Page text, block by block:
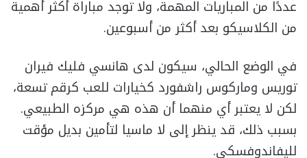
عددًا من المباريات المهمة، ولا توجد مباراة أكثر أهمية
من الكلاسيكو بعد أكثر من أسبوعين.
في الوضع الحالي، سيكون لدى هانسي فليك فيران
توريس وماركوس راشفورد كخيارات للعب كرقم تسعة،
لكن لا يعتبر أي منهما أن هذه هي مركزه الطبيعي.
بسبب ذلك، قد ينظر إلى لا ماسيا لتأمين بديل مؤقت
لليفاندوفسكي.